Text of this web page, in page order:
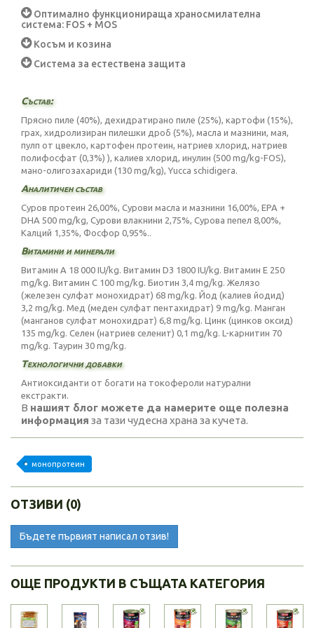
Оптимално функционираща храносмилателна
система: FOS + MOS
Косъм и козина
Система за естествена защита
Състав:
Прясно пиле (40%), дехидратирано пиле (25%), картофи (15%),
грах, хидролизиран пилешки дроб (5%), масла и мазнини, мая,
пулп от цвекло, картофен протеин, натриев хлорид, натриев
полифосфат (0,3%) ), калиев хлорид, инулин (500 mg/kg-FOS),
мано-олигозахариди (130 mg/kg), Yucca schidigera.
Аналитичен състав
Суров протеин 26,00%, Сурови масла и мазнини 16,00%, EPA +
DHA 500 mg/kg, Сурови влакнини 2,75%, Сурова пепел 8,00%,
Калций 1,35%, Фосфор 0,95%..
Витамини и минерали
Витамин А 18 000 IU/kg. Витамин D3 1800 IU/kg. Витамин Е 250
mg/kg. Витамин C 100 mg/kg. Биотин 3,4 mg/kg. Желязо
(железен сулфат монохидрат) 68 mg/kg. Йод (калиев йодид)
3,2 mg/kg. Мед (меден сулфат пентахидрат) 9 mg/kg. Манган
(манганов сулфат монохидрат) 6,8 mg/kg. Цинк (цинков оксид)
135 mg/kg. Селен (натриев селенит) 0,1 mg/kg. L-карнитин 70
mg/kg. Таурин 30 mg/kg.
Технологични добавки
Антиоксиданти от богати на токофероли натурални
екстракти.
В нашият блог можете да намерите още полезна
информация за тази чудесна храна за кучета.
монопротеин
ОТЗИВИ (0)
Бъдете първият написал отзив!
ОЩЕ ПРОДУКТИ В СЪЩАТА КАТЕГОРИЯ